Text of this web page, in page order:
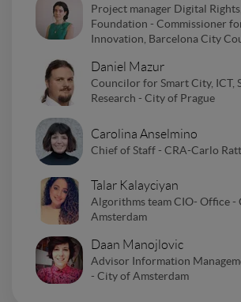
Project manager Digital
Foundation - Commissioner
Innovation, Barcelona City
Daniel Mazur
Councilor for Smart City, ICT,
Research - City of Prague
Carolina Anselmino
Chief of Staff - CRA-Carlo
Talar Kalayciyan
Algorithms team CIO- Office -
Amsterdam
Daan Manojlovic
Advisor Information
- City of Amsterdam